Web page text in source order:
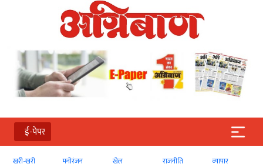
ई-पेपर
मनोरंजन खेल व्‍यापार टेक्‍नोलॉजी